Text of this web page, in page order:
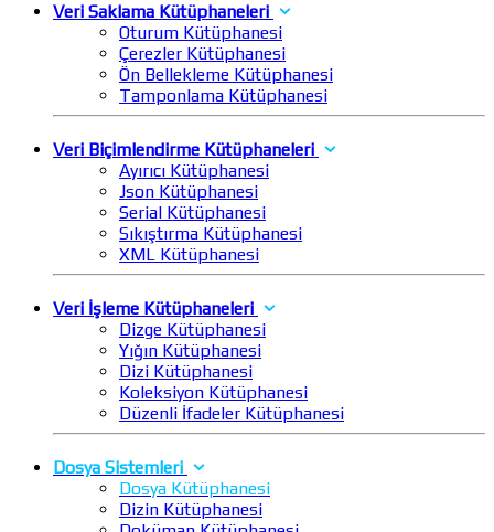
Veri Saklama Kütüphaneleri
Oturum Kütüphanesi
Çerezler Kütüphanesi
Ön Bellekleme Kütüphanesi
Tamponlama Kütüphanesi
Veri Biçimlendirme Kütüphaneleri
Ayırıcı Kütüphanesi
Json Kütüphanesi
Serial Kütüphanesi
Sıkıştırma Kütüphanesi
XML Kütüphanesi
Veri İşleme Kütüphaneleri
Dizge Kütüphanesi
Yığın Kütüphanesi
Dizi Kütüphanesi
Koleksiyon Kütüphanesi
Düzenli İfadeler Kütüphanesi
Dosya Sistemleri
Dosya Kütüphanesi
Dizin Kütüphanesi